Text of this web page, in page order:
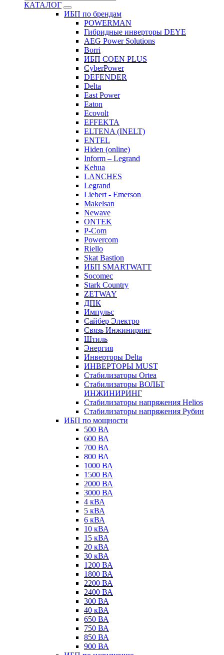
КАТАЛОГ
ИБП по брендам
POWERMAN
Гибридные инверторы DEYE
AEG Power Solutions
Borri
ИБП COEN PLUS
CyberPower
DEFENDER
Delta
East Power
Eaton
Ecovolt
EFFEKTA
ELTENA (INELT)
ENTEL
Hiden (online)
Inform – Legrand
Kehua
LANCHES
Legrand
Liebert - Emerson
Makelsan
Newave
ONTEK
P-Com
Powercom
Riello
Skat Bastion
ИБП SMARTWATT
Socomec
Stark Country
ZETWAY
ДПК
Импульс
Сайбер Электро
Связь Инжиниринг
Штиль
Энергия
Инверторы Delta
ИНВЕРТОРЫ MUST
Стабилизаторы Ortea
Стабилизаторы ВОЛЬТ
ИНЖИНИРИНГ
Стабилизаторы напряжения Helios
Стабилизаторы напряжения Рубин
ИБП по мощности
500 ВА
600 ВА
700 ВА
800 ВА
1000 ВА
1500 ВА
2000 ВА
3000 ВА
4 кВА
5 кВА
6 кВА
10 кВА
15 кВА
20 кВА
30 кВА
1200 ВА
1800 ВА
2200 ВА
2400 ВА
300 ВА
40 кВА
650 ВА
750 ВА
850 ВА
900 ВА